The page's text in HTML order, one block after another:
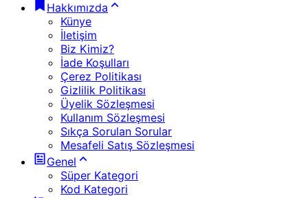
Hakkımızda
Künye
İletişim
Biz Kimiz?
İade Koşulları
Çerez Politikası
Gizlilik Politikası
Üyelik Sözleşmesi
Kullanım Sözleşmesi
Sıkça Sorulan Sorular
Mesafeli Satış Sözleşmesi
Genel
Süper Kategori
Kod Kategori